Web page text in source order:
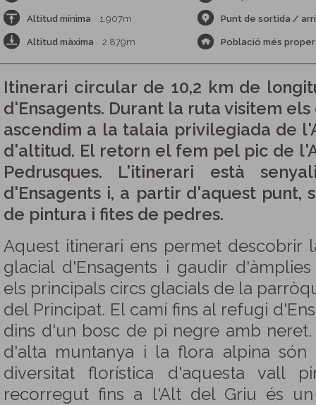
Altitud mínima 1.907m Punt de sortida /
Altitud màxima 2.879m Població més
Itinerari circular de 10,2 km de
d'Ensagents. Durant la ruta visitem els
ascendim a la talaia privilegiada de
d'altitud. El retorn el fem pel pic de
Pedrusques. L'itinerari està
d'Ensagents i, a partir d'aquest punt,
de pintura i fites de pedres.
Aquest itinerari ens permet descobrir
glacial d'Ensagents i gaudir
els principals circs glacials de la
del Principat. El camí fins al refugi
dins d'un bosc de pi negre amb
d'alta muntanya i la flora alpina són
diversitat florística d'aquesta vall
recorregut fins a l'Alt del Griu és